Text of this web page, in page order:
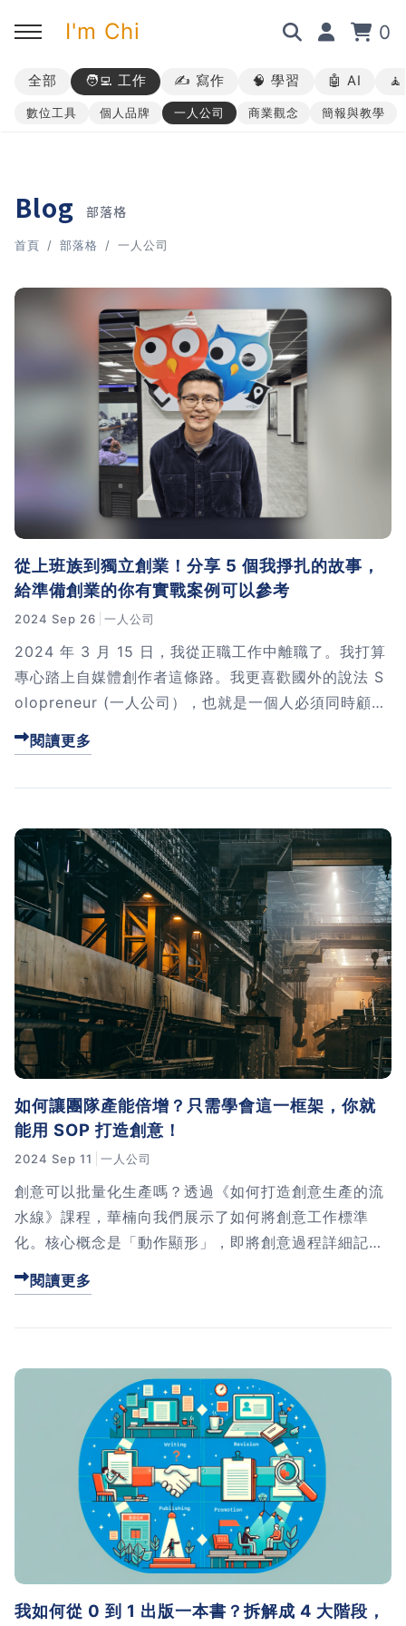
I'm Chi 0
回主選單
➡︎ 所有內容
回主選單
➡︎ 業配合作
回主選單
➡︎ 講座活動
回主選單
AI 職場應用｜ChatGPT 職場
AI 職場應用｜ChatGPT 進階
AI 職場應用｜上班族的 AI 學
AI 職場應用｜NotebookLM
職場工作復盤術
職場思維與工作術｜時間管理
職場思維與工作術｜卡片盒筆
記法
職場思維與工作術｜圖解問題
全部 🧑‍💻 工作 ✍️ 寫作 🧠 學習 🤖 AI
數位工具 個人品牌 一人公司 商業觀念 簡報與教學
Blog 部落格
首頁 部落格 一人公司
從上班族到獨立創業！分享 5 個我掙扎的故事，
給準備創業的你有實戰案例可以參考
2024 Sep 26 一人公司
2024 年 3 月 15 日，我從正職工作中離職了。我打算
專心踏上自媒體創作者這條路。我更喜歡國外的說法 S
olopreneur (一人公司），也就是一個人必須同時顧好
銷售、行銷、營運、財務、客服。這個決定在我心中已
經很久了，2023 年更是天人交戰的一年。這篇文章，
閱讀更多
如何讓團隊產能倍增？只需學會這一框架，你就
能用 SOP 打造創意！
2024 Sep 11 一人公司
創意可以批量化生產嗎？透過《如何打造創意生產的流
水線》課程，華楠向我們展示了如何將創意工作標準
化。核心概念是「動作顯形」，即將創意過程詳細記錄
下來，包括動作、方法、時間及成果。這不僅幫助個人
優化工作流程，還能作為培訓材料共享給同事或員工。
閱讀更多
我如何從 0 到 1 出版一本書？拆解成 4 大階段，